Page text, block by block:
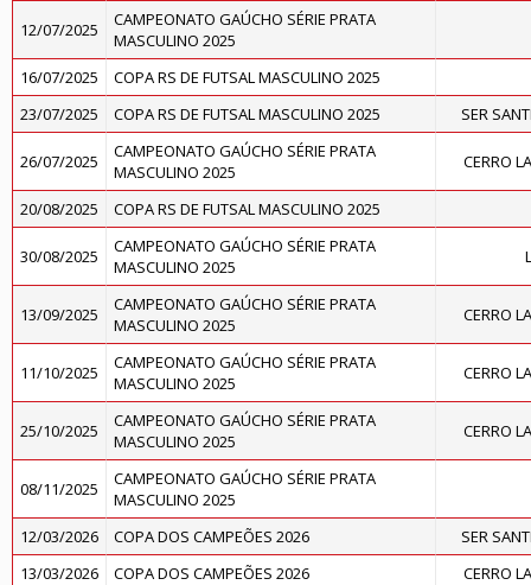
12/07/2025
CAMPEONATO GAÚCHO SÉRIE PRATA
MASCULINO 2025
16/07/2025
COPA RS DE FUTSAL MASCULINO 2025
23/07/2025
COPA RS DE FUTSAL MASCULINO 2025 SER
26/07/2025
CAMPEONATO GAÚCHO SÉRIE PRATA
MASCULINO 2025
CERRO
20/08/2025 COPA RS DE FUTSAL MASCULINO 2025
30/08/2025
CAMPEONATO GAÚCHO SÉRIE PRATA
MASCULINO 2025
13/09/2025
CAMPEONATO GAÚCHO SÉRIE PRATA
MASCULINO 2025
CERRO
11/10/2025
CAMPEONATO GAÚCHO SÉRIE PRATA
MASCULINO 2025
CERRO
25/10/2025
CAMPEONATO GAÚCHO SÉRIE PRATA
MASCULINO 2025
CERRO
08/11/2025
CAMPEONATO GAÚCHO SÉRIE PRATA
MASCULINO 2025
12/03/2026
COPA DOS CAMPEÕES 2026
SER
13/03/2026
COPA DOS CAMPEÕES 2026
CERRO